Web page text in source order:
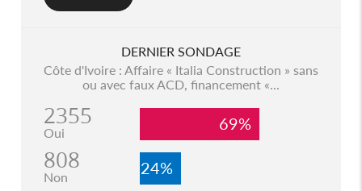
DERNIER SONDAGE
Côte d'Ivoire : Affaire « Italia Construction » sans
ou avec faux ACD, financement «...
2355
Oui 69%
808
Non 24%